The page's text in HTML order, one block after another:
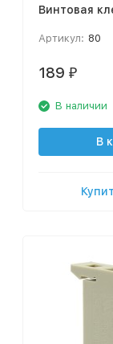
Винтовая
Артикул: 80
189 ₽
В наличии
В